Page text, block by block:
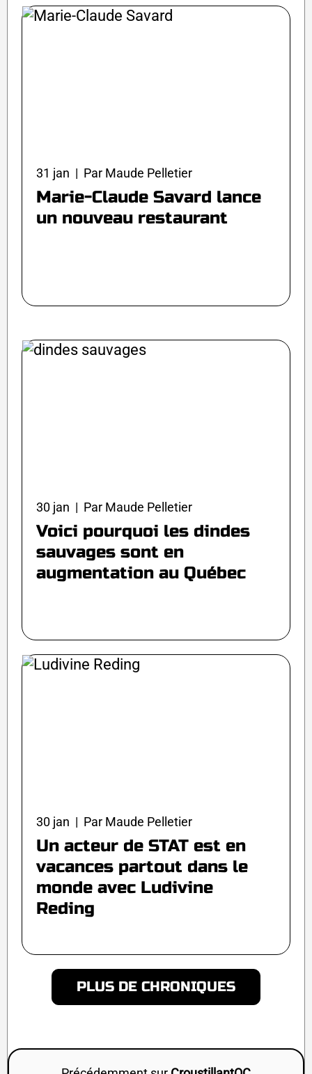
31 jan | Par Maude Pelletier
Marie-Claude Savard lance
un nouveau restaurant
30 jan | Par Maude Pelletier
Voici pourquoi les dindes
sauvages sont en
augmentation au Québec
30 jan | Par Maude Pelletier
Un acteur de STAT est en
vacances partout dans le
monde avec Ludivine
Reding
PLUS DE CHRONIQUES